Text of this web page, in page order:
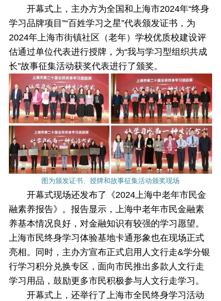
开幕式上，主办方为全国和上海市2024年“终身
学习品牌项目”“百姓学习之星”代表颁发证书，为
2024年上海市街镇社区（老年）学校优质校建设评
估通过单位代表进行授牌，为“我与学习型组织共成
长”故事征集活动获奖代表进行了颁奖。
图为颁发证书、授牌和故事征集活动颁奖现场
开幕式现场还发布了《2024上海中老年市民金
融素养报告》。报告显示，上海中老年市民金融素
养基本情况良好，对金融知识有较强的学习愿望。
上海市民终身学习体验基地卡通形象也在现场正式
亮相。同时，主办方宣布正式启用人文行走&学分银
行学习积分兑换专区，面向市民推出多款人文行走
学习用品，鼓励更多市民积极参与人文行走学习。
开幕式上，还举行了上海市全民终身学习活动